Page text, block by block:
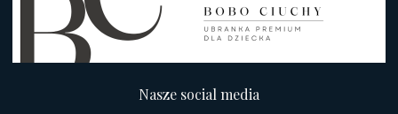
Nasze social media